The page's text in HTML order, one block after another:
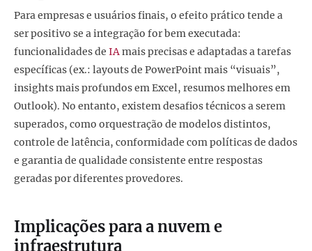
Para empresas e usuários finais, o efeito prático tende a
ser positivo se a integração for bem executada:
funcionalidades de IAmais precisas e adaptadas a tarefas
específicas (ex.: layouts de PowerPoint mais “visuais”,
insights mais profundos em Excel, resumos melhores em
Outlook). No entanto, existem desafios técnicos a serem
superados, como orquestração de modelos distintos,
controle de latência, conformidade com políticas de dados
e garantia de qualidade consistente entre respostas
geradas por diferentes provedores.
Implicações para a nuvem e
infraestrutura